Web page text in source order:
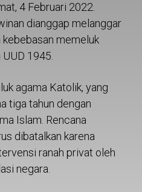
4 Februari 2022.
dianggap melanggar
memeluk
1945.
agama Katolik, yang
tiga tahun dengan
Islam. Rencana
dibatalkan karena
ranah privat oleh
negara.